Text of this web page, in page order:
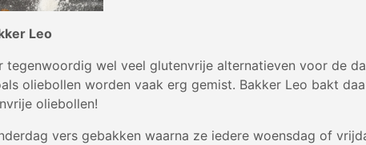
Leo
tegenwoordig wel veel glutenvrije alternatieven voor de
oliebollen worden vaak erg gemist. Bakker Leo bakt
oliebollen!
vers gebakken waarna ze iedere woensdag of